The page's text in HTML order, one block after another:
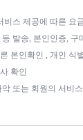
비스 제공에 따른 요
발송, 본인인증, 구
본인확인 , 개인 식
확인
또는 회원의 서비